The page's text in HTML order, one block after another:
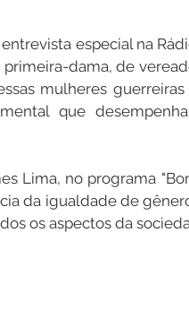
especial na
dama, de
mulheres
que
Lima, no programa
da igualdade de
os aspectos da